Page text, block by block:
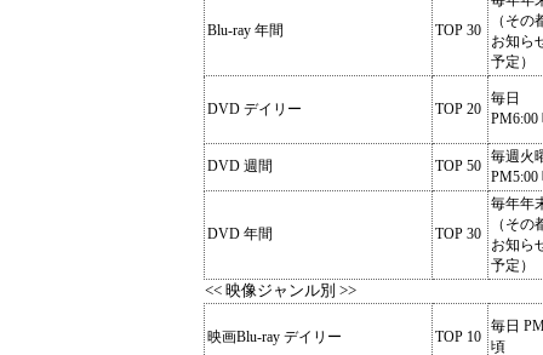
Blu-ray 年間 TOP 30
（その
お知ら
予定）
DVD デイリー TOP 20
毎日
PM6:00
DVD 週間 TOP 50
毎週火
PM5:00
DVD 年間 TOP 30
毎年年
（その
お知ら
予定）
<< 映像ジャンル別 >>
映画Blu-ray デイリー TOP 10
毎日
頃